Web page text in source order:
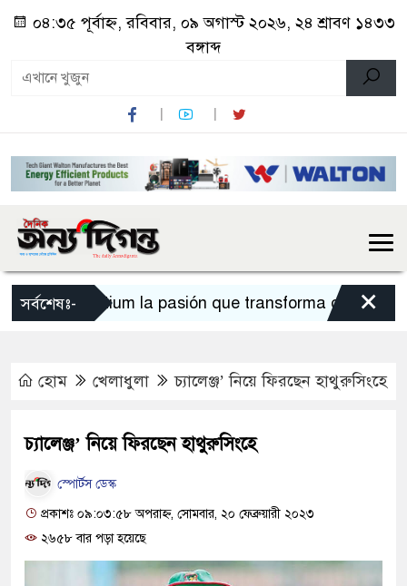
০৪:৩৫ পূর্বাহ্ন, রবিবার, ০৯ অগাস্ট ২০২৬, ২৪ শ্রাবণ ১৪৩৩
বঙ্গাব্দ
সর্বশেষঃ-
Sportium la pasión que transforma cada apuesta
×
হোম খেলাধুলা চ্যালেঞ্জ’ নিয়ে ফিরছেন হাথুরুসিংহে
চ্যালেঞ্জ’ নিয়ে ফিরছেন হাথুরুসিংহে
স্পোর্টস ডেস্ক
প্রকাশঃ ০৯:০৩:৫৮ অপরাহ্ন, সোমবার, ২০ ফেব্রুয়ারী ২০২৩
২৬৫৮ বার পড়া হয়েছে